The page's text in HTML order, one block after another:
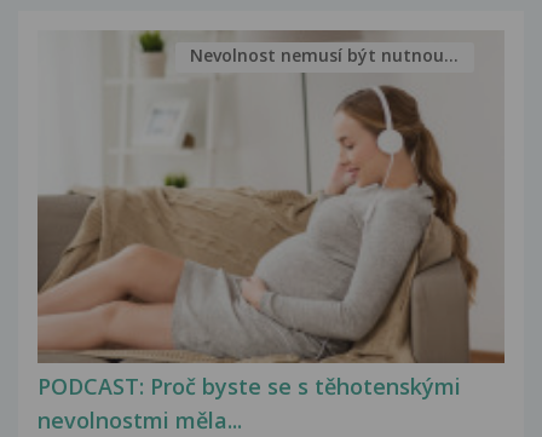
PODCAST: Proč byste se s těhotenskými
nevolnostmi měla...
Nevolnost nemusí být nutnou...